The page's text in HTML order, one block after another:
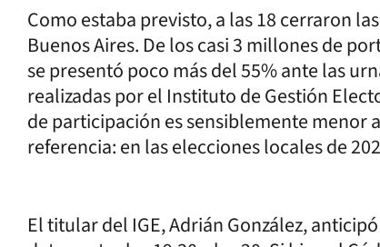
Como estaba previsto, a las 18 cerraron
Buenos Aires. De los casi 3 millones de
se presentó poco más del 55% ante las
realizadas por el Instituto de Gestión
de participación es sensiblemente menor
referencia: en las elecciones locales de
El titular del IGE, Adrián González,